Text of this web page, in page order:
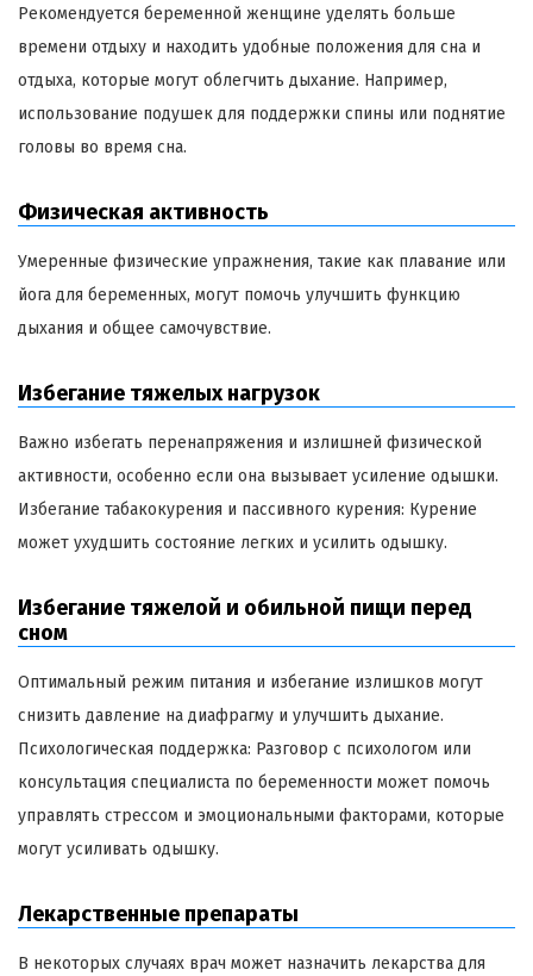
Рекомендуется беременной женщине уделять больше
времени отдыху и находить удобные положения для сна и
отдыха, которые могут облегчить дыхание. Например,
использование подушек для поддержки спины или поднятие
головы во время сна.
Физическая активность
Умеренные физические упражнения, такие как плавание или
йога для беременных, могут помочь улучшить функцию
дыхания и общее самочувствие.
Избегание тяжелых нагрузок
Важно избегать перенапряжения и излишней физической
активности, особенно если она вызывает усиление одышки.
Избегание табакокурения и пассивного курения: Курение
может ухудшить состояние легких и усилить одышку.
Избегание тяжелой и обильной пищи перед
сном
Оптимальный режим питания и избегание излишков могут
снизить давление на диафрагму и улучшить дыхание.
Психологическая поддержка: Разговор с психологом или
консультация специалиста по беременности может помочь
управлять стрессом и эмоциональными факторами, которые
могут усиливать одышку.
Лекарственные препараты
В некоторых случаях врач может назначить лекарства для